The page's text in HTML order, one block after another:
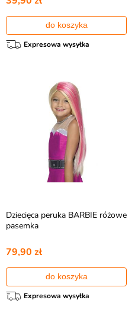
do koszyka
Expresowa wysyłka
Dziecięca peruka BARBIE różowe
pasemka
79,90 zł
do koszyka
Expresowa wysyłka